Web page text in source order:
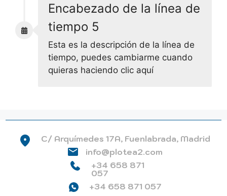
Encabezado de la línea de
tiempo 5
Esta es la descripción de la línea de
tiempo, puedes cambiarme cuando
quieras haciendo clic aquí
C/ Arquímedes 17A, Fuenlabrada, Madrid
info@plotea2.com
+34 658 871
057
+34 658 871 057